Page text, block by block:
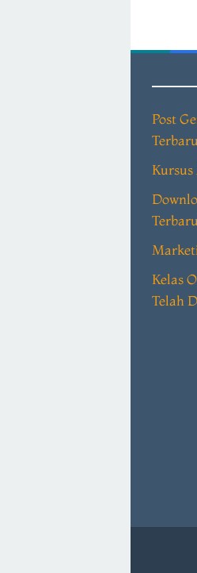
Post
Kelas
Telah